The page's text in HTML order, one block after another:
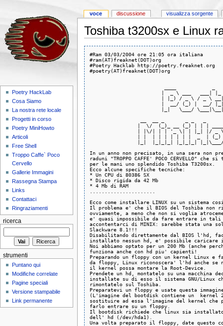
Toshiba t3200sx e Linux
#Ram 03/03/2004 ore 21:05 ora italiana
#ram(AT)freaknet(DOT)org
#Poetry Hacklab http://poetry.freaknet.org
#poetry(AT)freaknet(DOT)org
|  _ \ ___   ___|
| |_) / _ \ / _ \
|  __/ (_) |  __/
|_|   \___/
|  \/  (_)_ __ (_) | | |
| |\/| | | '_ \| | |_| |/ _
| |  | | | | | | |  _  |
|_|  |_|_|_| |_|_|_|
In un anno non precisato, in una sera non
raduni "TROPPO CAFFE' POCO CERVELLO"
per le mani uno splendido Toshiba T3200sx.
Ecco alcune specifiche tecniche:
* Un CPU di 80386 SX
* Disco rigida da 42 Mb
* 4 Mb di RAM
Ecco come installare LINUX su un sistema
Il problema e' che il BIOS del Toshiba non
ovviamente, a meno che non si voglia
e' quasi impossibile da fare entrare in tali
accontentarci di MINIX: sarebbe stata una
Slackware 8.1!!!
Disabilitando direttamente dal BIOS l'hd,
installato nessun hd, e' possibile caricare
Noi abbiamo optato per un 200 Mb (anche
funziona anche con hd piu' capienti!
Preparando un floppy con un kernel Linux
da floppy, Linux riconoscera' l'hd anche se
il kernel possa montare la Root-Device.
Prendete un hd, montatelo su una macchina
installate su di esso il sistema GNU/Linux
rimontatelo sul Toshiba.
Preparatevi un floppy e usate questa
(L'imagine del bootdisk contiene un  kernel
sostituire ad essa l'imagine del kernel
farlo entrare su un floppy.
Il bootdisk richiede che linux sia
dell' hd (/dev/hda1).
Una volta preparato il floppy, date questo
voce discussione visualizza sorgente
Poetry HackLab
Cosa Siamo
La nostra rete locale
Progetti in corso
Poetry MiniHowto
Articoli
Free Shell
Troppo Caffe` Poco
Cervello
Gallerie Immagini
Rassegna Stampa
Links
Contattaci
Ringraziamenti
ricerca
strumenti
Puntano qui
Modifiche correlate
Pagine speciali
Versione stampabile
Link permanente